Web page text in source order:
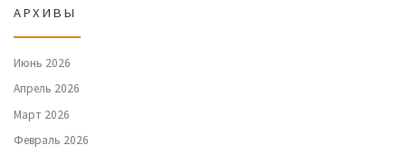
АРХИВЫ
Июнь 2026
Апрель 2026
Март 2026
Февраль 2026